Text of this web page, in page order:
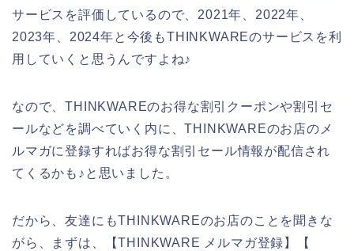
サービスを評価しているので、2021年、2022年、
2023年、2024年と今後もTHINKWAREのサービスを利
用していくと思うんですよね♪
なので、THINKWAREのお得な割引クーポンや割引セ
ールなどを調べていく内に、THINKWAREのお店のメ
ルマガに登録すればお得な割引セール情報が配信され
てくるかも♪と思いました。
だから、友達にもTHINKWAREのお店のことを聞きな
がら、まずは、【THINKWARE メルマガ登録】【